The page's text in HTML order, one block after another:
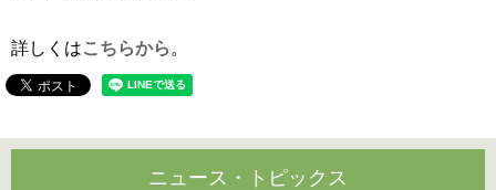
詳しくはこちらから。
ニュース・トピックス